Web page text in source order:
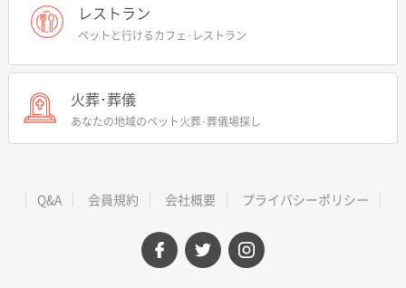
レストラン
ペットと行けるカフェ･レストラン
火葬･葬儀
あなたの地域のペット火葬･葬儀場探し
Q&A 会員規約 会社概要 プライバシーポリシー
facebooktwitterinstagram